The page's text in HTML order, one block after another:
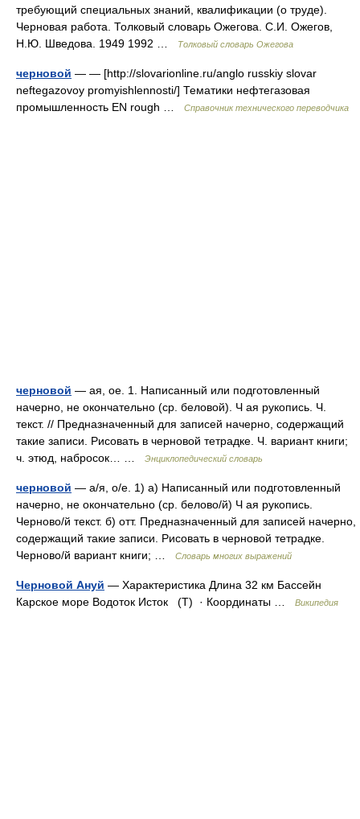
требующий специальных знаний, квалификации (о труде).
Черновая работа. Толковый словарь Ожегова. С.И. Ожегов,
Н.Ю. Шведова. 1949 1992 …
Толковый словарь Ожегова
черновой — — [http://slovarionline.ru/anglo russkiy slovar
neftegazovoy promyishlennosti/] Тематики нефтегазовая
промышленность EN rough …
Справочник технического переводчика
черновой — ая, ое. 1. Написанный или подготовленный
начерно, не окончательно (ср. беловой). Ч ая рукопись. Ч.
текст. // Предназначенный для записей начерно, содержащий
такие записи. Рисовать в черновой тетрадке. Ч. вариант книги;
ч. этюд, набросок… …
Энциклопедический словарь
черновой — а/я, о/е. 1) а) Написанный или подготовленный
начерно, не окончательно (ср. белово/й) Ч ая рукопись.
Черново/й текст. б) отт. Предназначенный для записей начерно,
содержащий такие записи. Рисовать в черновой тетрадке.
Черново/й вариант книги; …
Словарь многих выражений
Черновой Ануй — Характеристика Длина 32 км Бассейн
Карское море Водоток Исток (Т) · Координаты …
Википедия